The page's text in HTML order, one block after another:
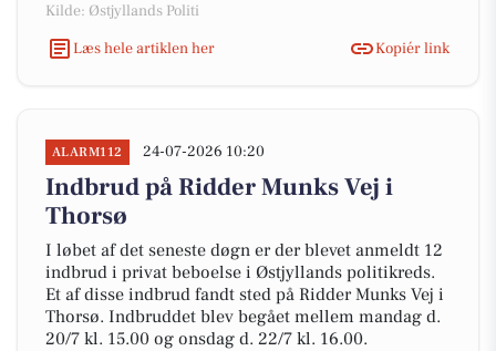
Kilde: Østjyllands Politi
Læs hele artiklen her
Kopiér link
ALARM112 24-07-2026 10:20
Indbrud på Ridder Munks Vej i
Thorsø
I løbet af det seneste døgn er der blevet anmeldt 12
indbrud i privat beboelse i Østjyllands politikreds.
Et af disse indbrud fandt sted på Ridder Munks Vej i
Thorsø. Indbruddet blev begået mellem mandag d.
20/7 kl. 15.00 og onsdag d. 22/7 kl. 16.00.